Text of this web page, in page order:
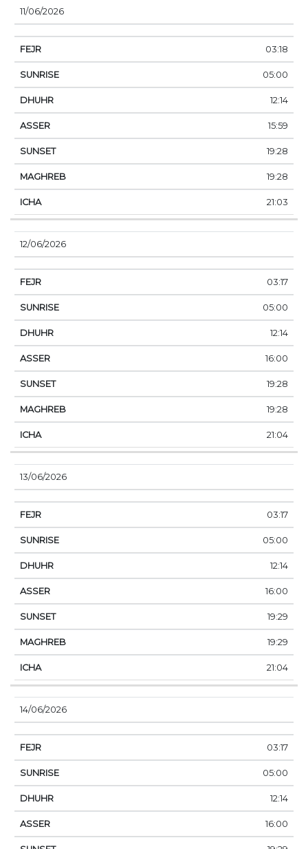
11/06/2026
03:18
05:00
12:14
15:59
19:28
19:28
21:03
12/06/2026
03:17
05:00
12:14
16:00
19:28
19:28
21:04
13/06/2026
03:17
05:00
12:14
16:00
19:29
19:29
21:04
14/06/2026
03:17
05:00
12:14
16:00